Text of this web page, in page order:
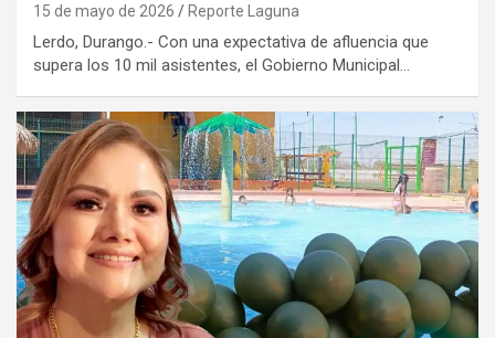
15 de mayo de 2026 Reporte Laguna
Lerdo, Durango.- Con una expectativa de afluencia que
supera los 10 mil asistentes, el Gobierno Municipal…